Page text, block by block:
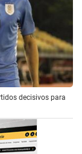
decisivos para